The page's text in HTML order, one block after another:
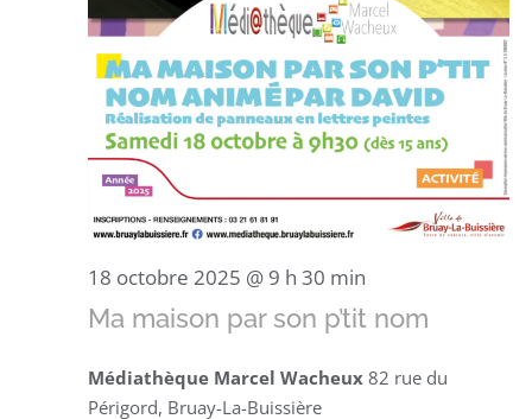
18 octobre 2025 @ 9 h 30 min
Ma maison par son p’tit nom
Médiathèque Marcel Wacheux 82 rue du
Périgord, Bruay-La-Buissière